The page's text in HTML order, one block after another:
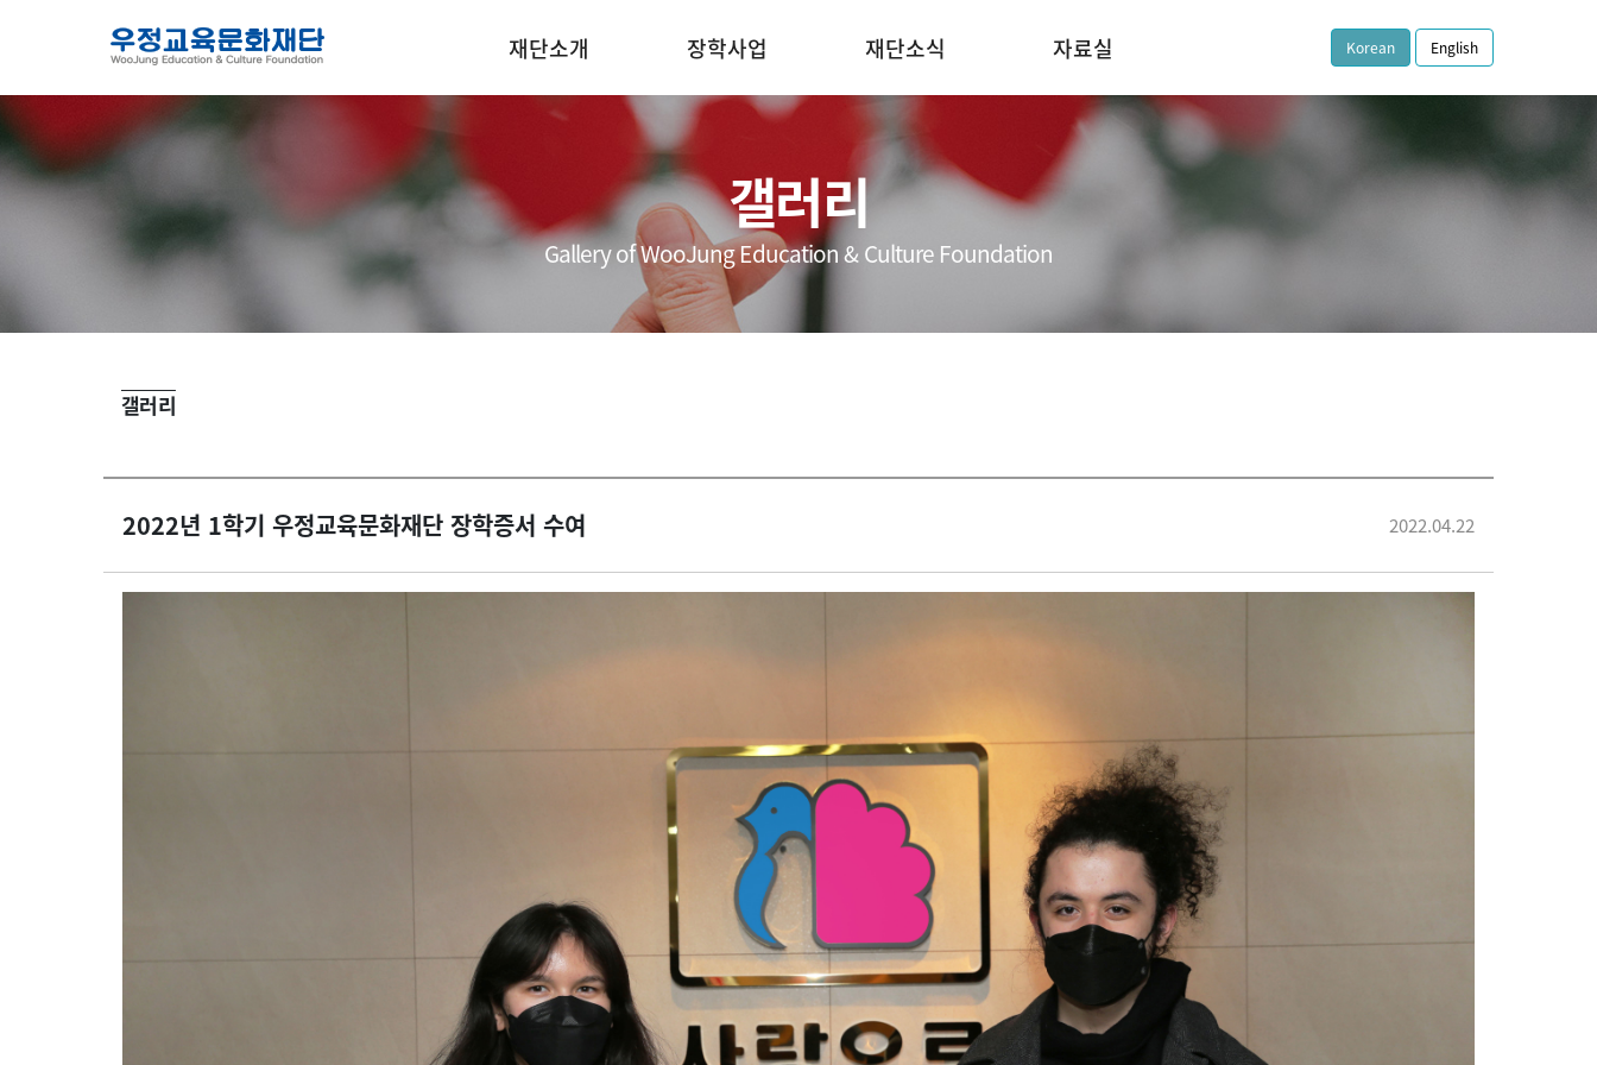
재단소개
조직도
오시는길
장학사업
장학사업 소개
장학생 선발안내
장학금 지원현황
재단소식
공지사항
보도자료
자료실
재단자료
Korean English
갤러리
Gallery of WooJung Education & Culture Foundation
갤러리
2022년 1학기 우정교육문화재단 장학증서 수여 2022.04.22